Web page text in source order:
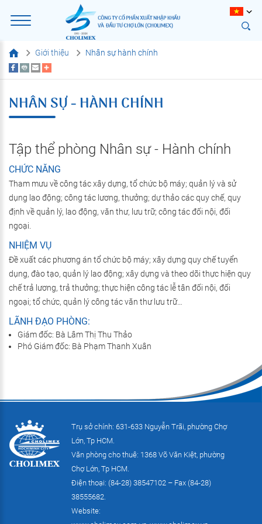
Giới thiệu Nhân sự hành chính
NHÂN SỰ - HÀNH CHÍNH
Tập thể phòng Nhân sự - Hành chính
CHỨC NĂNG
Tham mưu về công tác xây dựng, tổ chức bộ máy; quản lý và sử
dụng lao động; công tác lương, thưởng; dự thảo các quy chế, quy
định về quản lý, lao động, văn thư, lưu trữ; công tác đối nội, đối
ngoại.
NHIỆM VỤ
Đề xuất các phương án tổ chức bộ máy; xây dựng quy chế tuyển
dụng, đào tạo, quản lý lao động; xây dựng và theo dõi thực hiện quy
chế trả lương, trả thưởng; thực hiện công tác lễ tân đối nội, đối
ngoại; tổ chức, quản lý công tác văn thư lưu trữ…
LÃNH ĐẠO PHÒNG:
Giám đốc: Bà Lâm Thị Thu Thảo
Phó Giám đốc: Bà Phạm Thanh Xuân
Trụ sở chính: 631-633 Nguyễn Trãi, phường Chợ
Lớn, Tp HCM.
Văn phòng cho thuê: 1368 Võ Văn Kiệt, phường
Chợ Lớn, Tp HCM.
Điện thoại: (84-28) 38547102 – Fax (84-28)
38555682.
Website: